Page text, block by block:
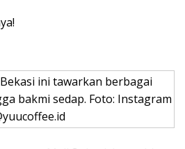
ini tawarkan berbagai
bakmi sedap. Foto: Instagram